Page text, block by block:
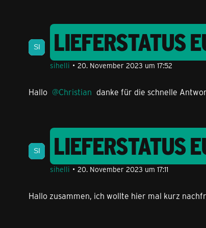
LIEFERSTATUS
sihelli 20. November 2023 um 17:52
Hallo Christian danke für die schnelle
LIEFERSTATUS
sihelli 20. November 2023 um 17:11
Hallo zusammen, ich wollte hier mal kurz